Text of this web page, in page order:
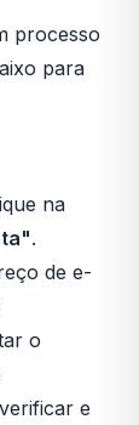
processo
para
na
.
de e-
o
e